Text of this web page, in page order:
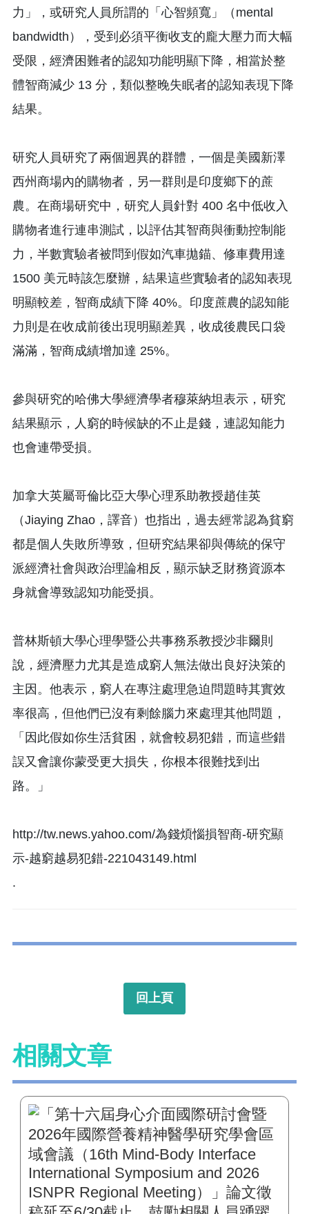
力」，或研究人員所謂的「心智頻寬」（mental
bandwidth），受到必須平衡收支的龐大壓力而大幅
受限，經濟困難者的認知功能明顯下降，相當於整
體智商減少 13 分，類似整晚失眠者的認知表現下降
結果。
研究人員研究了兩個迥異的群體，一個是美國新澤
西州商場內的購物者，另一群則是印度鄉下的蔗
農。在商場研究中，研究人員針對 400 名中低收入
購物者進行連串測試，以評估其智商與衝動控制能
力，半數實驗者被問到假如汽車拋錨、修車費用達
1500 美元時該怎麼辦，結果這些實驗者的認知表現
明顯較差，智商成績下降 40%。印度蔗農的認知能
力則是在收成前後出現明顯差異，收成後農民口袋
滿滿，智商成績增加達 25%。
參與研究的哈佛大學經濟學者穆萊納坦表示，研究
結果顯示，人窮的時候缺的不止是錢，連認知能力
也會連帶受損。
加拿大英屬哥倫比亞大學心理系助教授趙佳英
（Jiaying Zhao，譯音）也指出，過去經常認為貧窮
都是個人失敗所導致，但研究結果卻與傳統的保守
派經濟社會與政治理論相反，顯示缺乏財務資源本
身就會導致認知功能受損。
普林斯頓大學心理學暨公共事務系教授沙非爾則
說，經濟壓力尤其是造成窮人無法做出良好決策的
主因。他表示，窮人在專注處理急迫問題時其實效
率很高，但他們已沒有剩餘腦力來處理其他問題，
「因此假如你生活貧困，就會較易犯錯，而這些錯
誤又會讓你蒙受更大損失，你根本很難找到出
路。」
http://tw.news.yahoo.com/為錢煩惱損智商-研究顯
示-越窮越易犯錯-221043149.html
.
回上頁
相關文章